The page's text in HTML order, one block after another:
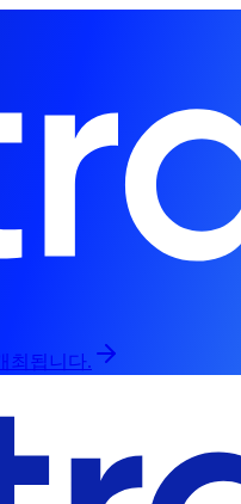
최됩니다.